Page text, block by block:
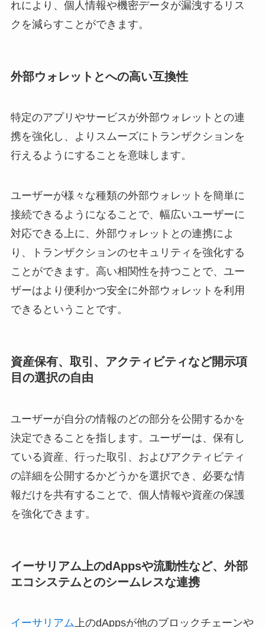
れにより、個人情報や機密データが漏洩するリス
クを減らすことができます。
外部ウォレットとへの高い互換性
特定のアプリやサービスが外部ウォレットとの連
携を強化し、よりスムーズにトランザクションを
行えるようにすることを意味します。
ユーザーが様々な種類の外部ウォレットを簡単に
接続できるようになることで、幅広いユーザーに
対応できる上に、外部ウォレットとの連携によ
り、トランザクションのセキュリティを強化する
ことができます。高い相関性を持つことで、ユー
ザーはより便利かつ安全に外部ウォレットを利用
できるということです。
資産保有、取引、アクティビティなど開示項
目の選択の自由
ユーザーが自分の情報のどの部分を公開するかを
決定できることを指します。ユーザーは、保有し
ている資産、行った取引、およびアクティビティ
の詳細を公開するかどうかを選択でき、必要な情
報だけを共有することで、個人情報や資産の保護
を強化できます。
イーサリアム上のdAppsや流動性など、外部
エコシステムとのシームレスな連携
イーサリアム上のdAppsが他のブロックチェーンや